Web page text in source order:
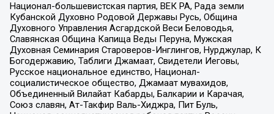
Национал-большевистская партия, ВЕК РА, Рада земли
Кубанской Духовно Родовой Державы Русь, Община
Духовного Управления Асгардской Веси Беловодья,
Славянская Община Капища Веды Перуна, Мужская
Духовная Семинария Староверов-Инглингов, Нурджулар, К
Богодержавию, Таблиги Джамаат, Свидетели Иеговы,
Русское национальное единство, Национал-
социалистическое общество, Джамаат мувахидов,
Объединенный Вилайат Кабарды, Балкарии и Карачая,
Союз славян, Ат-Такфир Валь-Хиджра, Пит Буль,